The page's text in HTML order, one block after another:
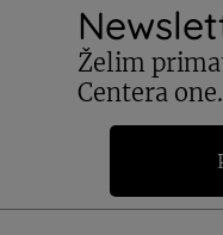
Želim
Centera one.